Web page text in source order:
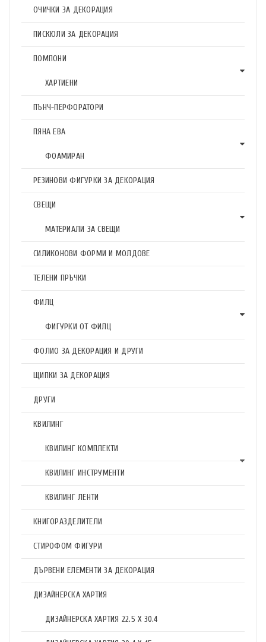
ОЧИЧКИ ЗА ДЕКОРАЦИЯ
ПИСКЮЛИ ЗА ДЕКОРАЦИЯ
ПОМПОНИ
ХАРТИЕНИ
ПЪНЧ-ПЕРФОРАТОРИ
ПЯНА ЕВА
ФОАМИРАН
РЕЗИНОВИ ФИГУРКИ ЗА ДЕКОРАЦИЯ
СВЕЩИ
МАТЕРИАЛИ ЗА СВЕЩИ
СИЛИКОНОВИ ФОРМИ И МОЛДОВЕ
ТЕЛЕНИ ПРЪЧКИ
ФИЛЦ
ФИГУРКИ ОТ ФИЛЦ
ФОЛИО ЗА ДЕКОРАЦИЯ И ДРУГИ
ЩИПКИ ЗА ДЕКОРАЦИЯ
ДРУГИ
КВИЛИНГ
КВИЛИНГ КОМПЛЕКТИ
КВИЛИНГ ИНСТРУМЕНТИ
КВИЛИНГ ЛЕНТИ
КНИГОРАЗДЕЛИТЕЛИ
СТИРОФОМ ФИГУРИ
ДЪРВЕНИ ЕЛЕМЕНТИ ЗА ДЕКОРАЦИЯ
ДИЗАЙНЕРСКА ХАРТИЯ
ДИЗАЙНЕРСКА ХАРТИЯ 22.5 X 30.4